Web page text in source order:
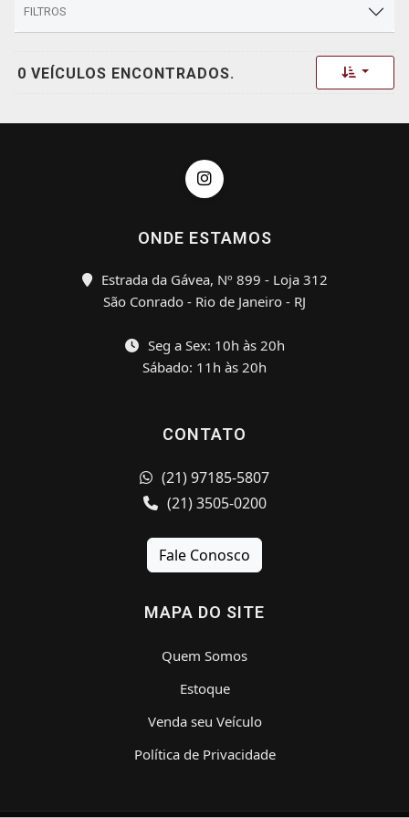
FILTROS
0 VEÍCULOS ENCONTRADOS. Toggle
ONDE ESTAMOS
Estrada da Gávea, Nº 899 - Loja 312
São Conrado - Rio de Janeiro - RJ
Seg a Sex: 10h às 20h
Sábado: 11h às 20h
CONTATO
(21) 97185-5807
(21) 3505-0200
Fale Conosco
MAPA DO SITE
Quem Somos
Estoque
Venda seu Veículo
Política de Privacidade